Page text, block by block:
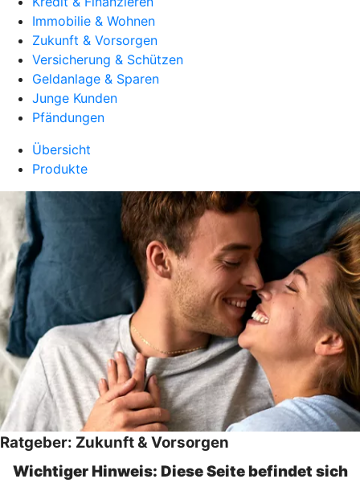
Immobilie & Wohnen
Zukunft & Vorsorgen
Versicherung & Schützen
Geldanlage & Sparen
Junge Kunden
Pfändungen
Übersicht
Produkte
Ratgeber: Zukunft & Vorsorgen
Wichtiger Hinweis: Diese Seite befindet sich